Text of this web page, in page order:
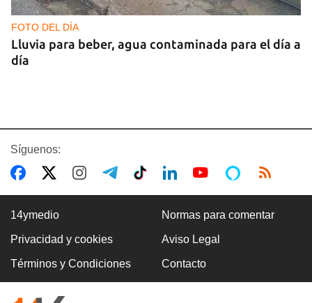
FOTO DEL DÍA
Lluvia para beber, agua contaminada para el día a
día
COMERCIO
La Cuevita, el verdadero mercado mayorista de
Cuba, abastece la economía nacional
Síguenos:
14ymedio Normas para comentar
Privacidad y cookies Aviso Legal
Términos y Condiciones Contacto